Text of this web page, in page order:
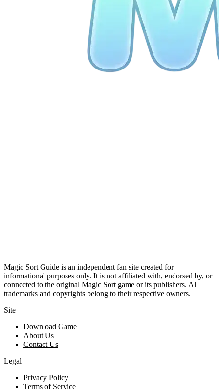
Magic Sort Guide is an independent fan site created for
informational purposes only. It is not affiliated with, endorsed by, or
connected to the original Magic Sort game or its publishers. All
trademarks and copyrights belong to their respective owners.
Site
Download Game
About Us
Contact Us
Legal
Privacy Policy
Terms of Service